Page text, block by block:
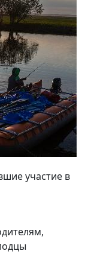
участие в